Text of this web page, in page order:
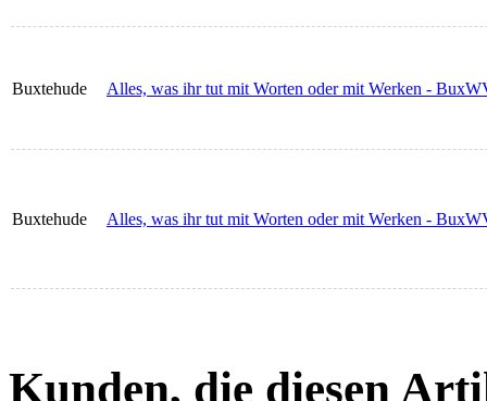
Buxtehude Alles, was ihr tut mit Worten oder mit Werken -
Buxtehude Alles, was ihr tut mit Worten oder mit Werken -
Kunden, die diesen